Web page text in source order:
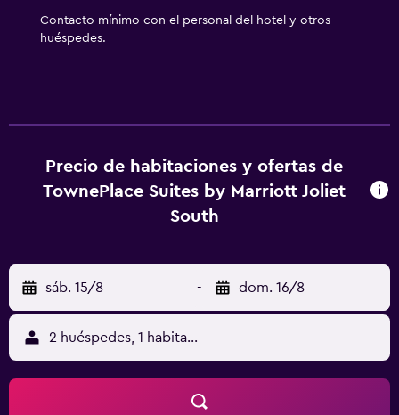
y gimnasio.
Contacto mínimo con el personal del hotel y otros
huéspedes.
Precio de habitaciones y ofertas de
TownePlace Suites by Marriott Joliet
South
sáb. 15/8 - dom. 16/8
2 huéspedes, 1 habitación